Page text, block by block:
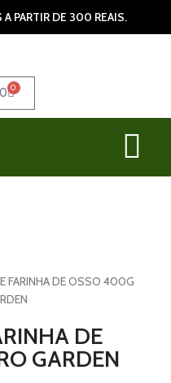
PARTIR DE 300 REAIS.
0
FARINHA DE OSSO 400G
DE
GARDEN